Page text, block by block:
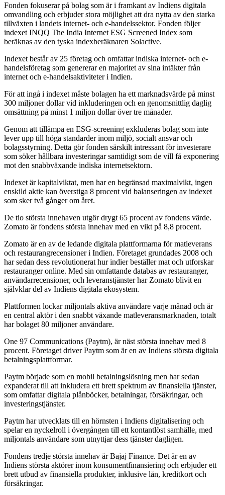
Fonden fokuserar på bolag som är i framkant av Indiens digitala
omvandling och erbjuder stora möjlighet att dra nytta av den starka
tillväxten i landets internet- och e-handelssektor. Fonden följer
indexet INQQ The India Internet ESG Screened Index som
beräknas av den tyska indexberäknaren Solactive.
Indexet består av 25 företag och omfattar indiska internet- och e-
handelsföretag som genererar en majoritet av sina intäkter från
internet och e-handelsaktiviteter i Indien.
För att ingå i indexet måste bolagen ha ett marknadsvärde på minst
300 miljoner dollar vid inkluderingen och en genomsnittlig daglig
omsättning på minst 1 miljon dollar över tre månader.
Genom att tillämpa en ESG-screening exkluderas bolag som inte
lever upp till höga standarder inom miljö, socialt ansvar och
bolagsstyrning. Detta gör fonden särskilt intressant för investerare
som söker hållbara investeringar samtidigt som de vill få exponering
mot den snabbväxande indiska internetsektorn.
Indexet är kapitalviktat, men har en begränsad maximalvikt, ingen
enskild aktie kan överstiga 8 procent vid balanseringen av indexet
som sker två gånger om året.
De tio största innehaven utgör drygt 65 procent av fondens värde.
Zomato är fondens största innehav med en vikt på 8,8 procent.
Zomato är en av de ledande digitala plattformarna för matleverans
och restaurangrecensioner i Indien. Företaget grundades 2008 och
har sedan dess revolutionerat hur indier beställer mat och utforskar
restauranger online. Med sin omfattande databas av restauranger,
användarrecensioner, och leveranstjänster har Zomato blivit en
självklar del av Indiens digitala ekosystem.
Plattformen lockar miljontals aktiva användare varje månad och är
en central aktör i den snabbt växande matleveransmarknaden, totalt
har bolaget 80 miljoner användare.
One 97 Communications (Paytm), är näst största innehav med 8
procent. Företaget driver Paytm som är en av Indiens största digitala
betalningsplattformar.
Paytm började som en mobil betalningslösning men har sedan
expanderat till att inkludera ett brett spektrum av finansiella tjänster,
som omfattar digitala plånböcker, betalningar, försäkringar, och
investeringstjänster.
Paytm har utvecklats till en hörnsten i Indiens digitalisering och
spelar en nyckelroll i övergången till ett kontantlöst samhälle, med
miljontals användare som utnyttjar dess tjänster dagligen.
Fondens tredje största innehav är Bajaj Finance. Det är en av
Indiens största aktörer inom konsumentfinansiering och erbjuder ett
brett utbud av finansiella produkter, inklusive lån, kreditkort och
försäkringar.